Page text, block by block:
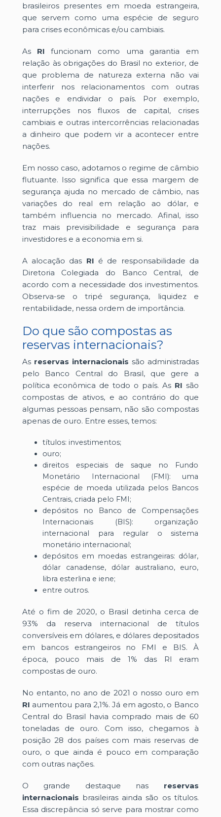
brasileiros presentes em moeda estrangeira,
que servem como uma espécie de seguro
para crises econômicas e/ou cambiais.
As RI funcionam como uma garantia em
relação às obrigações do Brasil no exterior, de
que problema de natureza externa não vai
interferir nos relacionamentos com outras
nações e endividar o país. Por exemplo,
interrupções nos fluxos de capital, crises
cambiais e outras intercorrências relacionadas
a dinheiro que podem vir a acontecer entre
nações.
Em nosso caso, adotamos o regime de câmbio
flutuante. Isso significa que essa margem de
segurança ajuda no mercado de câmbio, nas
variações do real em relação ao dólar, e
também influencia no mercado. Afinal, isso
traz mais previsibilidade e segurança para
investidores e a economia em si.
A alocação das RI é de responsabilidade da
Diretoria Colegiada do Banco Central, de
acordo com a necessidade dos investimentos.
Observa-se o tripé segurança, liquidez e
rentabilidade, nessa ordem de importância.
Do que são compostas as
reservas internacionais?
As reservas internacionais são administradas
pelo Banco Central do Brasil, que gere a
política econômica de todo o país. As RI são
compostas de ativos, e ao contrário do que
algumas pessoas pensam, não são compostas
apenas de ouro. Entre esses, temos:
títulos: investimentos;
ouro;
direitos especiais de saque no Fundo
Monetário Internacional (FMI): uma
espécie de moeda utilizada pelos Bancos
Centrais, criada pelo FMI;
depósitos no Banco de Compensações
Internacionais (BIS): organização
internacional para regular o sistema
monetário internacional;
depósitos em moedas estrangeiras: dólar,
dólar canadense, dólar australiano, euro,
libra esterlina e iene;
entre outros.
Até o fim de 2020, o Brasil detinha cerca de
93% da reserva internacional de títulos
conversíveis em dólares, e dólares depositados
em bancos estrangeiros no FMI e BIS. À
época, pouco mais de 1% das RI eram
compostas de ouro.
No entanto, no ano de 2021 o nosso ouro em
RI aumentou para 2,1%. Já em agosto, o Banco
Central do Brasil havia comprado mais de 60
toneladas de ouro. Com isso, chegamos à
posição 28 dos países com mais reservas de
ouro, o que ainda é pouco em comparação
com outras nações.
O grande destaque nas reservas
internacionais brasileiras ainda são os títulos.
Essa discrepância só serve para mostrar como